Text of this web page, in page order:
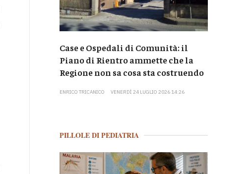
Case e Ospedali di Comunità: il
Piano di Rientro ammette che la
Regione non sa cosa sta costruendo
ENRICO TRICANICO VENERDÌ 24 LUGLIO 2026 14:26
PILLOLE DI PEDIATRIA